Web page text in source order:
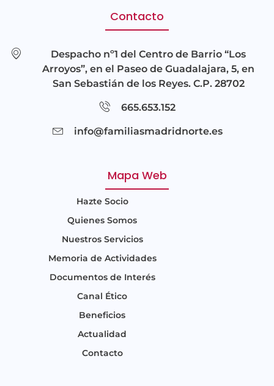
Contacto
Despacho nº1 del Centro de Barrio “Los
Arroyos”, en el Paseo de Guadalajara, 5, en
San Sebastián de los Reyes. C.P. 28702
665.653.152
info@familiasmadridnorte.es
Mapa Web
Hazte Socio
Quienes Somos
Nuestros Servicios
Memoria de Actividades
Documentos de Interés
Canal Ético
Beneficios
Actualidad
Contacto